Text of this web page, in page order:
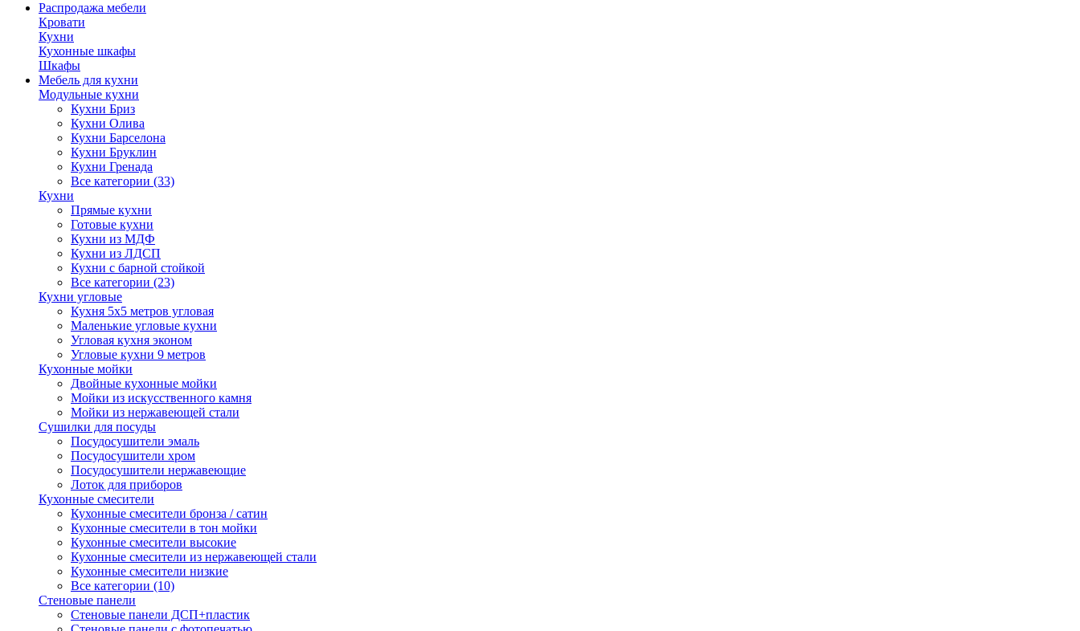
Распродажа мебели
Кровати
Кухни
Кухонные шкафы
Шкафы
Мебель для кухни
Модульные кухни
Кухни Бриз
Кухни Олива
Кухни Барселона
Кухни Бруклин
Кухни Гренада
Все категории (33)
Кухни
Прямые кухни
Готовые кухни
Кухни из МДФ
Кухни из ЛДСП
Кухни с барной стойкой
Все категории (23)
Кухни угловые
Кухня 5х5 метров угловая
Маленькие угловые кухни
Угловая кухня эконом
Угловые кухни 9 метров
Кухонные мойки
Двойные кухонные мойки
Мойки из искусственного камня
Мойки из нержавеющей стали
Сушилки для посуды
Посудосушители эмаль
Посудосушители хром
Посудосушители нержавеющие
Лоток для приборов
Кухонные смесители
Кухонные смесители бронза / сатин
Кухонные смесители в тон мойки
Кухонные смесители высокие
Кухонные смесители из нержавеющей стали
Кухонные смесители низкие
Все категории (10)
Стеновые панели
Стеновые панели ДСП+пластик